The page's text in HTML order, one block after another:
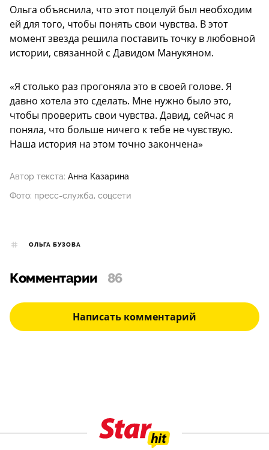
Ольга объяснила, что этот поцелуй был необходим
ей для того, чтобы понять свои чувства. В этот
момент звезда решила поставить точку в любовной
истории, связанной с Давидом Манукяном.
«Я столько раз прогоняла это в своей голове. Я
давно хотела это сделать. Мне нужно было это,
чтобы проверить свои чувства. Давид, сейчас я
поняла, что больше ничего к тебе не чувствую.
Наша история на этом точно закончена»
Автор текста: Анна Казарина
Фото: пресс-служба, соцсети
ОЛЬГА БУЗОВА
Комментарии 86
Написать комментарий